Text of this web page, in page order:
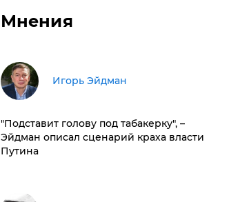
Мнения
Игорь Эйдман
​"Подставит голову под табакерку", –
Эйдман описал сценарий краха власти
Путина